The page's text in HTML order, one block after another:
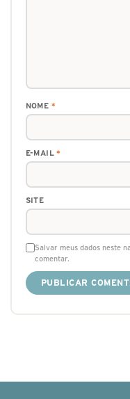
NOME *
E-MAIL*
SITE
Salvar meus dados neste
comentar.